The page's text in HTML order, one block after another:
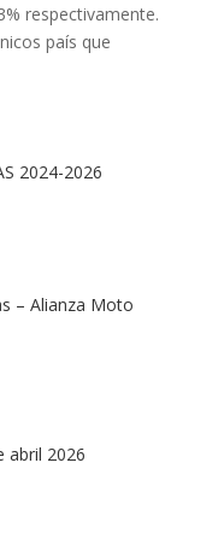
respectivamente.
país que
2024-2026
– Alianza Moto
abril 2026